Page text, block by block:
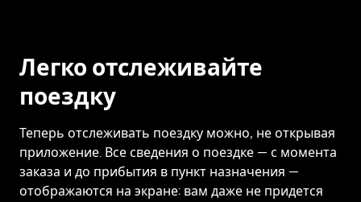
Легко отслеживайте
поездку
Теперь отслеживать поездку можно, не открывая
приложение. Все сведения о поездке — с момента
заказа и до прибытия в пункт назначения —
отображаются на экране: вам даже не придется